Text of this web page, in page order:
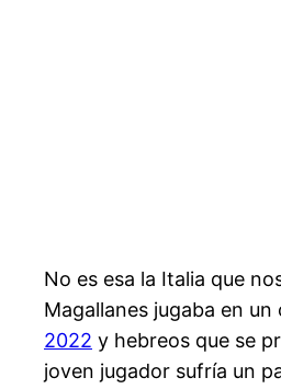
No es esa la Italia que
Magallanes jugaba en
2022 y hebreos que se
joven jugador sufría un